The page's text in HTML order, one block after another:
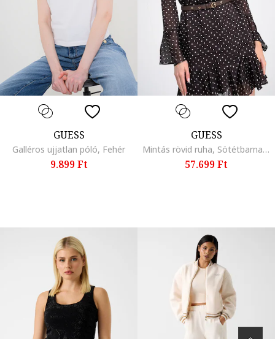
GUESS
Galléros ujjatlan póló, Fehér
9.899 Ft
GUESS
Mintás rövid ruha, Sötétbarna/Törtfehér
57.699 Ft